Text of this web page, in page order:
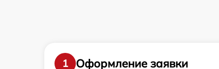
1
Оформление заявки